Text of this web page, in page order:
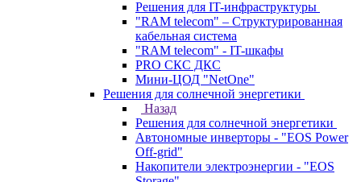
Решения для IT-инфраструктуры
"RAM telecom" – Структурированная
кабельная система
"RAM telecom" - IT-шкафы
PRO СКС ДКС
Мини-ЦОД "NetOne"
Решения для солнечной энергетики
Назад
Решения для солнечной энергетики
Автономные инверторы - "EOS Power
Off-grid"
Накопители электроэнергии - "EOS